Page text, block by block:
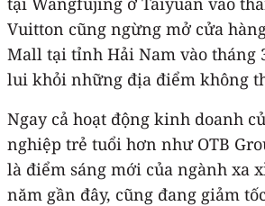
Vuitton cũng ngừng mở cửa
Mall tại tỉnh Hải Nam vào tháng
lui khỏi những địa điểm không
Ngay cả hoạt động kinh doanh
nghiệp trẻ tuổi hơn như OTB
là điểm sáng mới của ngành xa
năm gần đây, cũng đang giảm